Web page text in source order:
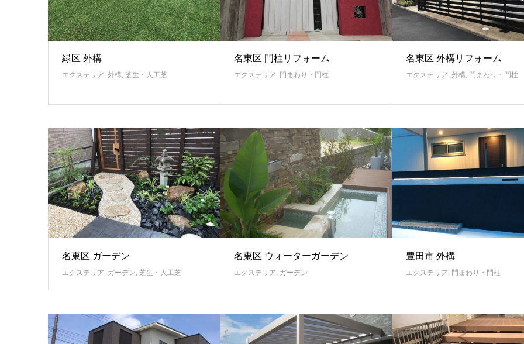
緑区 外構
エクステリア, 外構, 芝生・人工芝
名東区 門柱リフォーム
エクステリア, 門まわり・門柱
名東区 外構リフォーム
エクステリア, 外構, 門まわり・門柱
名東区 ガーデン
エクステリア ガーデン 芝生・人工芝
名東区 ウォーターガーデン
エクステリア ガーデン
豊田市 外構
エクステリア 門まわり・門柱